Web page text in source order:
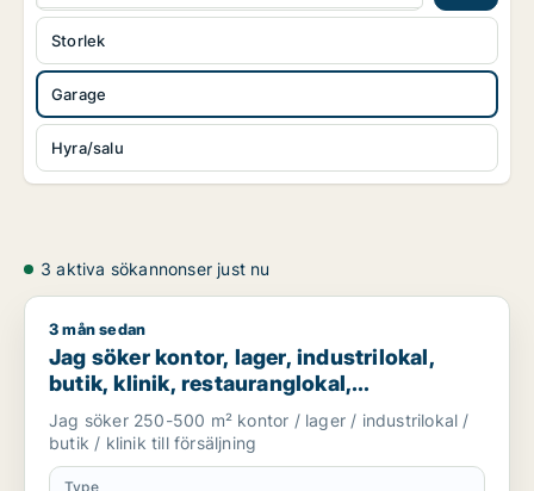
Garage
Hyra/salu
Storlek
3 aktiva sökannonser just nu
Jag söker kontor, lager, industrilokal, butik, klinik,
3 mån sedan
Jag söker kontor, lager, industrilokal,
butik, klinik, restauranglokal,
fastighetsmark, bostadsfastighet, hotell
eller garage till salu i Grästorp, Vara eller
Götene m.fl.
Jag söker 250-500 m² kontor / lager / industrilokal /
butik / klinik till försäljning
Type